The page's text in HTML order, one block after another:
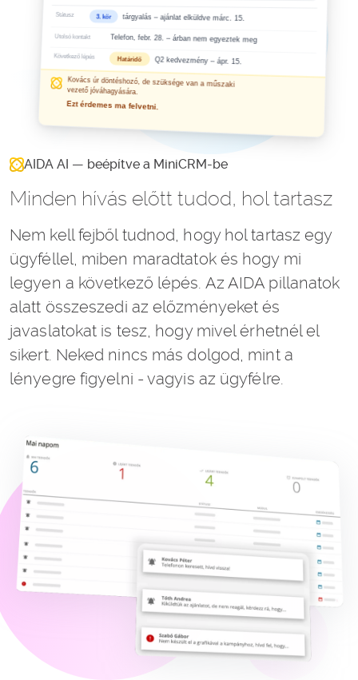
AIDA AI — beépítve a MiniCRM-be
Minden hívás előtt tudod, hol tartasz
Nem kell fejből tudnod, hogy hol tartasz egy
ügyféllel, miben maradtatok és hogy mi
legyen a következő lépés. Az AIDA pillanatok
alatt összeszedi az előzményeket és
javaslatokat is tesz, hogy mivel érhetnél el
sikert. Neked nincs más dolgod, mint a
lényegre figyelni - vagyis az ügyfélre.